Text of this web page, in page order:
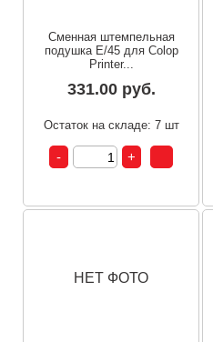
Сменная штемпельная
подушка E/45 для Colop
Printer...
331.00 руб.
Остаток на складе: 7 шт
НЕТ ФОТО